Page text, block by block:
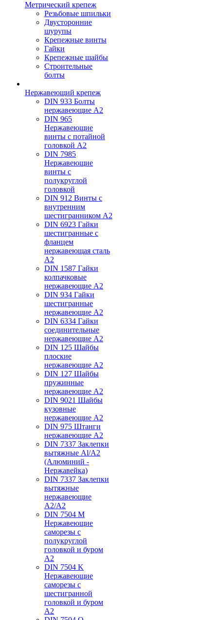
Метрический крепеж
Резьбовые шпильки
Двусторонние
шурупы
Крепежные винты
Гайки
Крепежные шайбы
Строительные
болты
Нержавеющий крепеж
DIN 933 Болты
нержавеющие А2
DIN 965
Нержавеющие
винты с потайной
головкой А2
DIN 7985
Нержавеющие
винты с
полукруглой
головкой
DIN 912 Винты с
внутренним
шестигранником А2
DIN 6923 Гайки
шестигранные с
фланцем
нержавеющая сталь
А2
DIN 1587 Гайки
колпачковые
нержавеющие А2
DIN 934 Гайки
шестигранные
нержавеющие А2
DIN 6334 Гайки
соединительные
нержавеющие А2
DIN 125 Шайбы
плоские
нержавеющие А2
DIN 127 Шайбы
пружинные
нержавеющие А2
DIN 9021 Шайбы
кузовные
нержавеющие А2
DIN 975 Штанги
нержавеющие А2
DIN 7337 Заклепки
вытяжные Al/A2
(Алюминий -
Нержавейка)
DIN 7337 Заклепки
вытяжные
нержавеющие
A2/A2
DIN 7504 M
Нержавеющие
саморезы с
полукруглой
головкой и буром
А2
DIN 7504 K
Нержавеющие
саморезы с
шестигранной
головкой и буром
А2